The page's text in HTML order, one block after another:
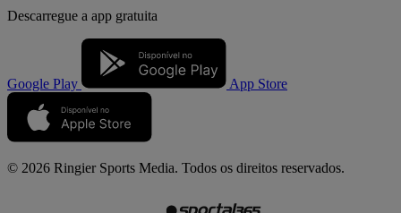
Descarregue a app gratuita
Google Play App Store
© 2026 Ringier Sports Media. Todos os direitos reservados.